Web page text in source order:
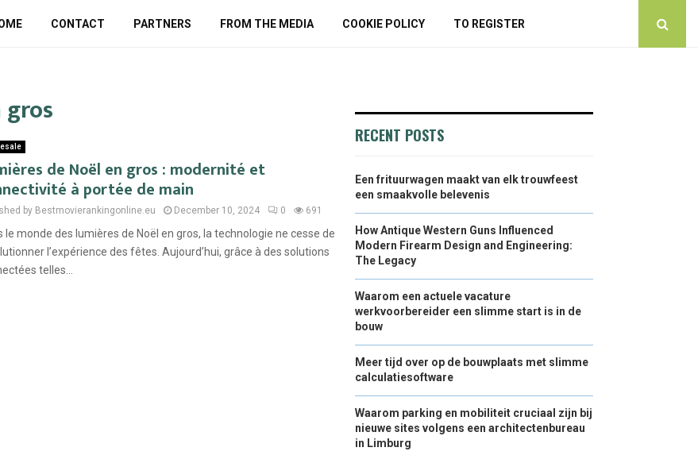
CONTACT PARTNERS FROM THE MEDIA COOKIE POLICY TO REGISTER
gros
de Noël en gros : modernité et
à portée de main
by Bestmovierankingonline.eu December 10, 2024 0 691
le monde des lumières de Noël en gros, la technologie ne cesse de
l’expérience des fêtes. Aujourd’hui, grâce à des solutions
telles...
RECENT POSTS
Een frituurwagen maakt van elk trouwfeest
een smaakvolle belevenis
How Antique Western Guns Influenced
Modern Firearm Design and Engineering:
The Legacy
Waarom een actuele vacature
werkvoorbereider een slimme start is in de
bouw
Meer tijd over op de bouwplaats met slimme
calculatiesoftware
Waarom parking en mobiliteit cruciaal zijn bij
nieuwe sites volgens een architectenbureau
in Limburg